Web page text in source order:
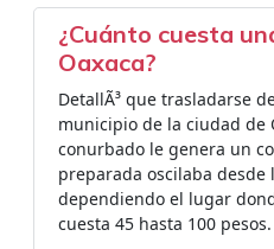
¿Cuánto cuesta
Oaxaca?
DetallÃ³ que trasladarse
municipio de la ciudad de
conurbado le genera un
preparada oscilaba desde
dependiendo el lugar
cuesta 45 hasta 100 pesos.